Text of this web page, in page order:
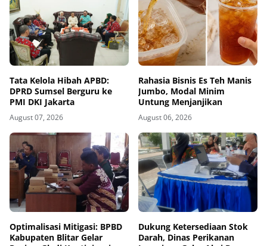
Tata Kelola Hibah APBD:
DPRD Sumsel Berguru ke
PMI DKI Jakarta
August 07, 2026
Rahasia Bisnis Es Teh Manis
Jumbo, Modal Minim
Untung Menjanjikan
August 06, 2026
Optimalisasi Mitigasi: BPBD
Kabupaten Blitar Gelar
Dukung Ketersediaan Stok
Darah, Dinas Perikanan